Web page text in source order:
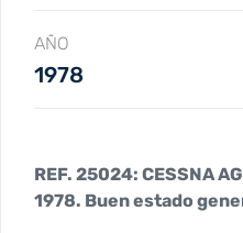
AÑO
1978
REF. 25024: CESSNA
1978. Buen estado